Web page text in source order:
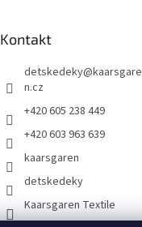
Kontakt
detskedeky@kaarsgare
n.cz
+420 605 238 449
+420 603 963 639
kaarsgaren
detskedeky
Kaarsgaren Textile